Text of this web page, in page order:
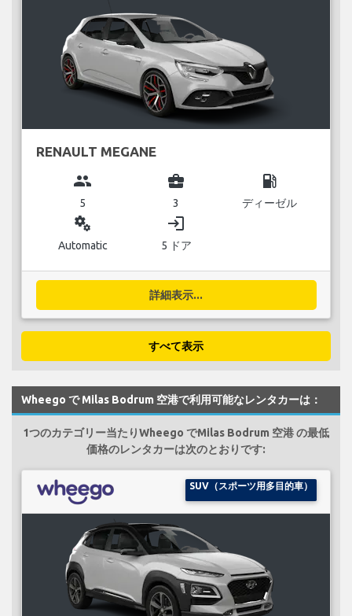
RENAULT MEGANE
group
5
business_center
3
local_gas_station
ディーゼル
miscellaneous_services
Automatic
login
5 ドア
詳細表示...
すべて表示
Wheego で Milas Bodrum 空港で利用可能なレンタカーは：
1つのカテゴリー当たりWheego でMilas Bodrum 空港 の最低
価格のレンタカーは次のとおりです:
SUV（スポーツ用多目的車）